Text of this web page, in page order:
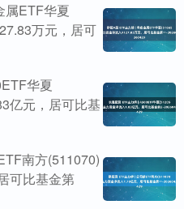
属ETF华夏
万元，居可
华夏
亿元，居可比基
南方(511070)
可比基金第